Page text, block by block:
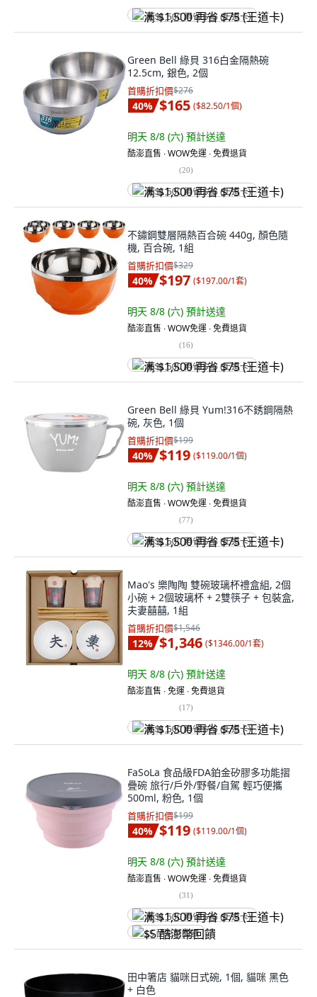
满 $1,500 再省 $75 (王道卡)
Green Bell 綠貝 316白金隔熱碗
12.5cm, 銀色, 2個
首購折扣價$276
40% $165 ($82.50/1個)
明天 8/8 (六) 預計送達
酷澎直售 ∙ WOW免運 ∙ 免費退貨
(20)
满 $1,500 再省 $75 (王道卡)
不鏽鋼雙層隔熱百合碗 440g, 顏色隨
機, 百合碗, 1組
首購折扣價$329
40% $197 ($197.00/1套)
明天 8/8 (六) 預計送達
酷澎直售 ∙ WOW免運 ∙ 免費退貨
(16)
满 $1,500 再省 $75 (王道卡)
Green Bell 綠貝 Yum!316不銹鋼隔熱
碗, 灰色, 1個
首購折扣價$199
40% $119 ($119.00/1個)
明天 8/8 (六) 預計送達
酷澎直售 ∙ WOW免運 ∙ 免費退貨
(77)
满 $1,500 再省 $75 (王道卡)
Mao's 樂陶陶 雙碗玻璃杯禮盒組, 2個
小碗 + 2個玻璃杯 + 2雙筷子 + 包裝盒,
夫妻囍囍, 1組
首購折扣價$1,546
12% $1,346 ($1346.00/1套)
明天 8/8 (六) 預計送達
酷澎直售 ∙ 免運 ∙ 免費退貨
(17)
满 $1,500 再省 $75 (王道卡)
FaSoLa 食品級FDA鉑金矽膠多功能摺
疊碗 旅行/戶外/野餐/自駕 輕巧便攜
500ml, 粉色, 1個
首購折扣價$199
40% $119 ($119.00/1個)
明天 8/8 (六) 預計送達
酷澎直售 ∙ WOW免運 ∙ 免費退貨
(31)
满 $1,500 再省 $75 (王道卡)
$5 酷澎幣回饋
田中箸店 貓咪日式碗, 1個, 貓咪 黑色
+ 白色